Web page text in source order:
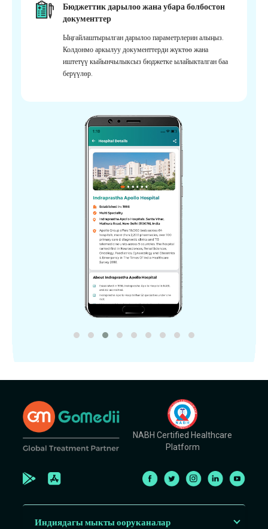
Бюджеттик дарылоо жана убара болбостон
документтер
Ыңгайлаштырылган дарылоо параметрлерин алыңыз.
Колдонмо аркылуу документтерди жүктөө жана
иштетүү кыйынчылыксыз бюджетке ылайыкталган баа
берүүлөр.
NABH Certified Healthcare
Platform
Индиядагы мыкты ооруканалар